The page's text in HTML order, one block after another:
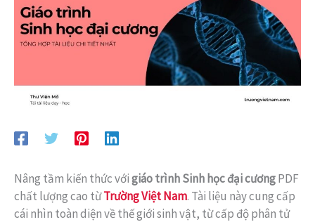
Nâng tầm kiến thức vớigiáo trình Sinh học đại cươngPDF
chất lượng cao từTrường Việt Nam. Tài liệu này cung cấp
cái nhìn toàn diện về thế giới sinh vật, từ cấp độ phân tử